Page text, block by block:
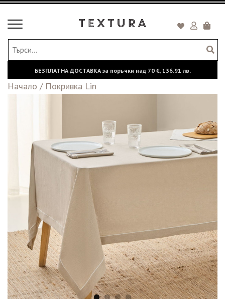
Toggle
БЕЗПЛАТНА ДОСТАВКА за поръчки над 70 €,136.91 лв.
Начало / Покривка Lin